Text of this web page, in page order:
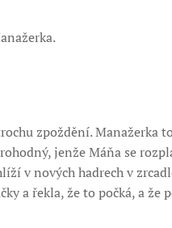
zpoždění. Manažerka
jenže Máňa se
v nových hadrech v
a řekla, že to počká, a že